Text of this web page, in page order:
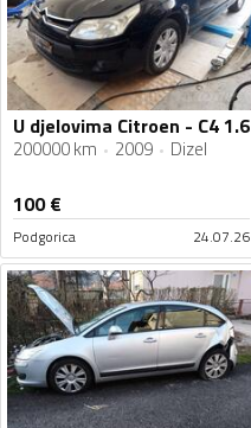
U djelovima Citroen - C4 1.6
200000 km 2009 Dizel
100€
Podgorica 24.07.26